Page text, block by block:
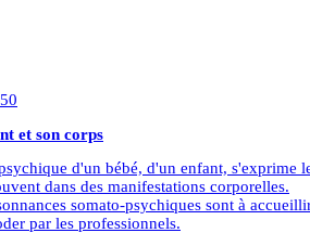
et son corps
d'un bébé, d'un enfant, s'exprime
dans des manifestations corporelles.
somato-psychiques sont à
par les professionnels.